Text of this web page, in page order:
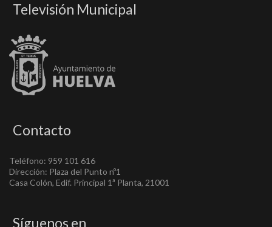
Televisión Municipal
Contacto
Teléfono: 959 101 616
Dirección: Plaza del Punto nº1
Casa Colón, Edif. Principal 1ª Planta, 21001
Síguenos en